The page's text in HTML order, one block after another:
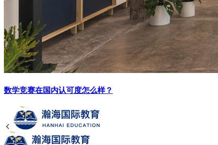
数学竞赛在国内认可度怎么样？